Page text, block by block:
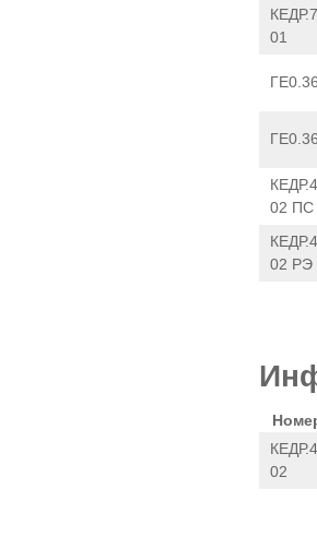
01
02 ПС
02 РЭ
02